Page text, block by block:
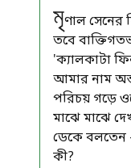
মৃণাল সেনের
তবে
'ক্যালকাটা
আমার নাম
পরিচয় গড়ে
মাঝে মাঝে
ডেকে
কী?